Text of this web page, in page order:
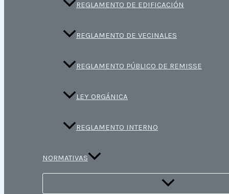
REGLAMENTO DE EDIFICACIÓN
REGLAMENTO DE VECINALES
REGLAMENTO PÚBLICO DE REMISSE
LEY ORGÁNICA
REGLAMENTO INTERNO
NORMATIVAS